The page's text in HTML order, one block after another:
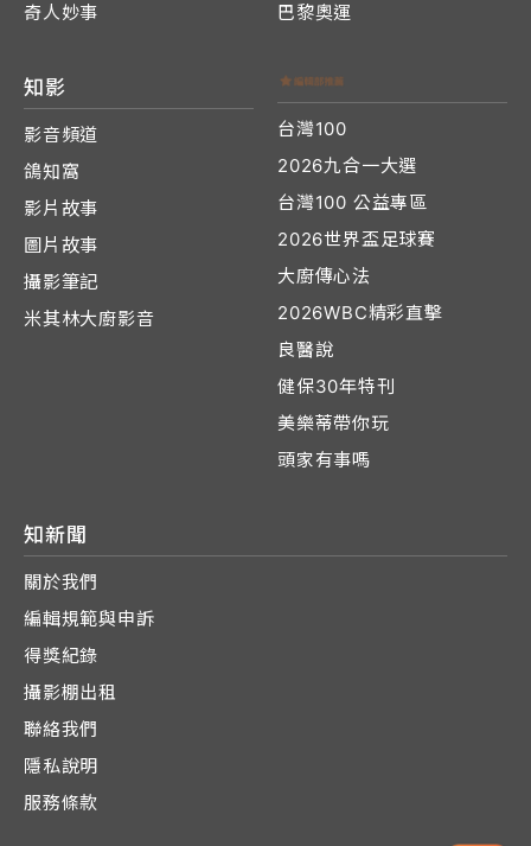
奇人妙事
巴黎奧運
知影
影音頻道
鴿知窩
影片故事
圖片故事
攝影筆記
米其林大廚影音
台灣100
2026九合一大選
台灣100 公益專區
2026世界盃足球賽
大廚傳心法
2026WBC精彩直擊
良醫說
健保30年特刊
美樂蒂帶你玩
頭家有事嗎
知新聞
關於我們
編輯規範與申訴
得獎紀錄
攝影棚出租
聯絡我們
隱私說明
服務條款